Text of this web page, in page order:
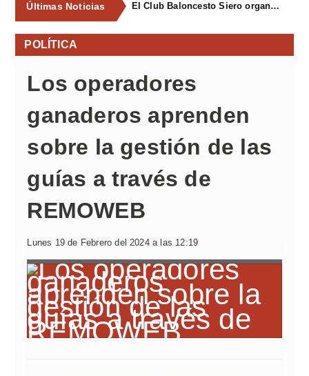
Últimas Noticias El Club Baloncesto Siero organizará su primer campus para niños del 1 al 4 de septiembre en Pola de Siero
POLÍTICA
Los operadores
ganaderos aprenden
sobre la gestión de las
guías a través de
REMOWEB
Lunes 19 de Febrero del 2024 a las 12:19